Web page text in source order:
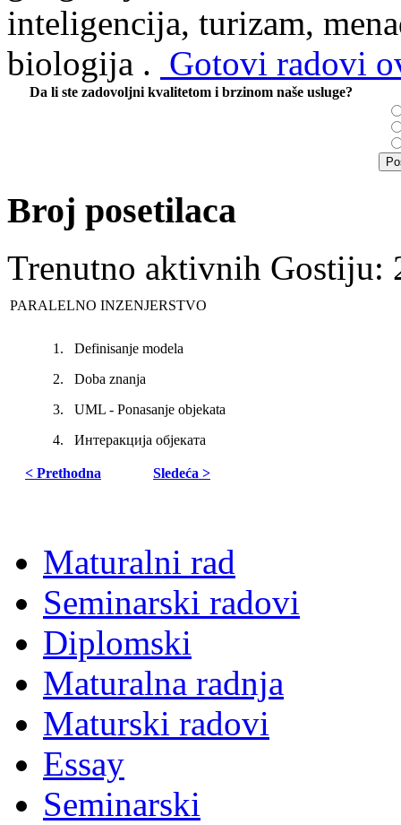
inteligencija, turizam,
biologija . Gotovi radovi
Da li ste zadovoljni kvalitetom i brzinom naše usluge?
Broj posetilaca
Trenutno aktivnih Gostiju:
PARALELNO INZENJERSTVO
1.
Definisanje modela
2.
Doba znanja
3.
UML - Ponasanje objekata
4.
Интеракција објеката
< Prethodna Sledeća >
Maturalni rad
Seminarski radovi
Diplomski
Maturalna radnja
Maturski radovi
Essay
Seminarski